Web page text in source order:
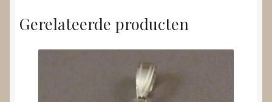
Gerelateerde producten